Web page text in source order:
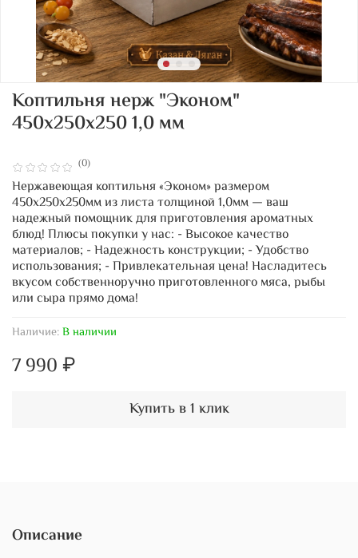
(0)
Наличие:В наличии
Коптильня нерж "Эконом"
450х250х250 1,0 мм
7 990 ₽
Купить в 1 клик
Нержавеющая коптильня «Эконом» размером
450x250x250мм из листа толщиной 1,0мм — ваш
надежный помощник для приготовления ароматных
блюд! Плюсы покупки у нас: - Высокое качество
материалов; - Надежность конструкции; - Удобство
использования; - Привлекательная цена! Насладитесь
вкусом собственноручно приготовленного мяса, рыбы
или сыра прямо дома!
Описание